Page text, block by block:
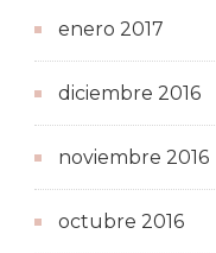
enero 2017
diciembre 2016
noviembre 2016
octubre 2016